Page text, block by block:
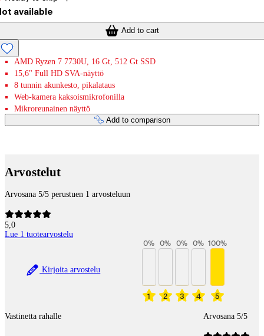
available
Add to cart
AMD Ryzen 7 7730U, 16 Gt, 512 Gt SSD
15,6" Full HD SVA-näyttö
8 tunnin akunkesto, pikalataus
Web-kamera kaksoismikrofonilla
Mikroreunainen näyttö
Add to comparison
Arvostelut
Arvosana 5/5 perustuen 1 arvosteluun
5,0
Lue 1 tuotearvostelu
Kirjoita arvostelu
1
0%
2
0%
3
0%
4
0%
5
100%
Vastinetta rahalle Arvosana 5/5